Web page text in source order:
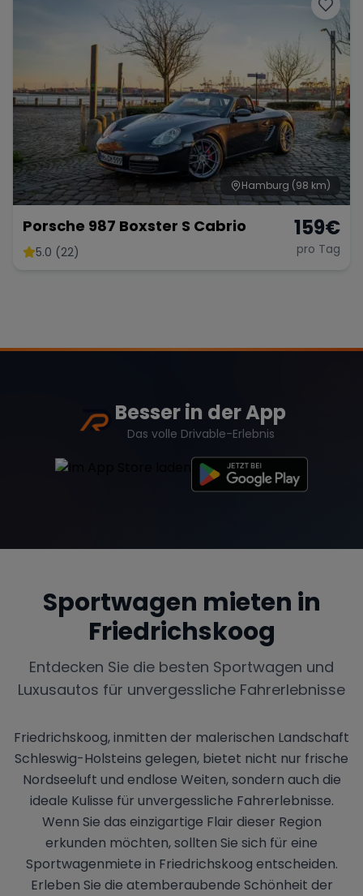
Hamburg (98 km)
Porsche 987 Boxster S Cabrio
5.0 (22)
159€
pro Tag
Besser in der App
Das volle Drivable-Erlebnis
Sportwagen mieten in
Friedrichskoog
Entdecken Sie die besten Sportwagen und
Luxusautos für unvergessliche Fahrerlebnisse
Friedrichskoog, inmitten der malerischen Landschaft
Schleswig-Holsteins gelegen, bietet nicht nur frische
Nordseeluft und endlose Weiten, sondern auch die
ideale Kulisse für unvergessliche Fahrerlebnisse.
Wenn Sie das einzigartige Flair dieser Region
erkunden möchten, sollten Sie sich für eine
Sportwagenmiete in Friedrichskoog entscheiden.
Erleben Sie die atemberaubende Schönheit der